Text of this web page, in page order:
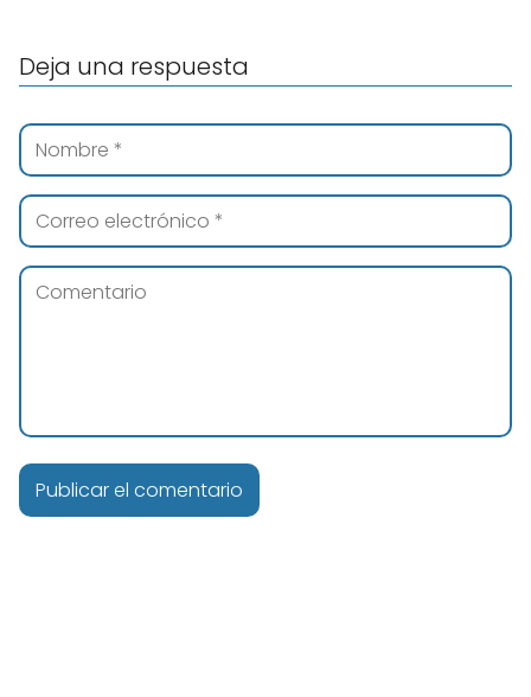
Deja una respuesta